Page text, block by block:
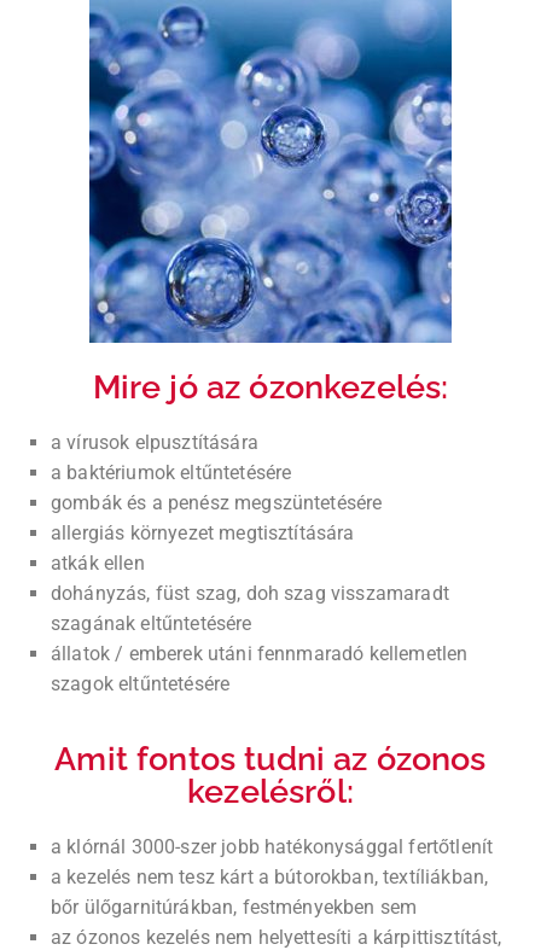
Mire jó az ózonkezelés:
a vírusok elpusztítására
a baktériumok eltűntetésére
gombák és a penész megszüntetésére
allergiás környezet megtisztítására
atkák ellen
dohányzás, füst szag, doh szag visszamaradt
szagának eltűntetésére
állatok / emberek utáni fennmaradó kellemetlen
szagok eltűntetésére
Amit fontos tudni az ózonos
kezelésről:
a klórnál 3000-szer jobb hatékonysággal fertőtlenít
a kezelés nem tesz kárt a bútorokban, textíliákban,
bőr ülőgarnitúrákban, festményekben sem
az ózonos kezelés nem helyettesíti a kárpittisztítást,